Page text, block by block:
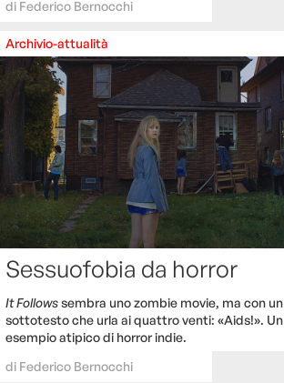
di Federico Bernocchi
Archivio-attualità
Sessuofobia da horror
It Followssembra uno zombie movie, ma con un
sottotesto che urla ai quattro venti: «Aids!». Un
esempio atipico di horror indie.
di Federico Bernocchi